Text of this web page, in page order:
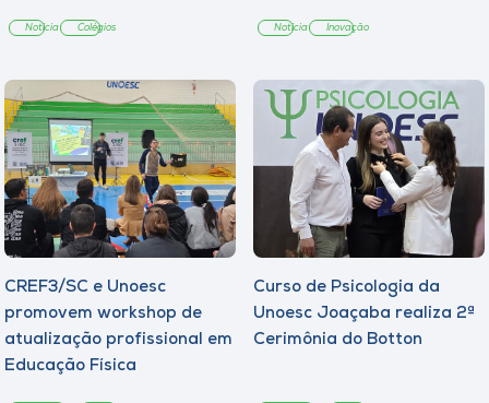
Notícia Colégios Notícia Inovação
CREF3/SC e Unoesc
promovem workshop de
atualização profissional em
Educação Física
Curso de Psicologia da
Unoesc Joaçaba realiza 2ª
Cerimônia do Botton